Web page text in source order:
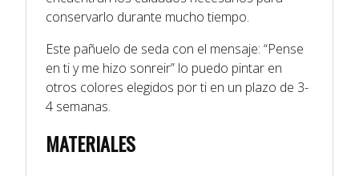
conservarlo durante mucho tiempo.
Este pañuelo de seda con el mensaje: “Pense
en ti y me hizo sonreir” lo puedo pintar en
otros colores elegidos por ti en un plazo de 3-
4 semanas.
MATERIALES